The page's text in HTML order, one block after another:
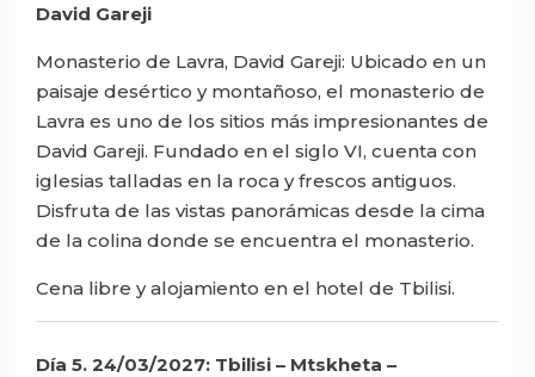
David Gareji
Monasterio de Lavra, David Gareji: Ubicado en un
paisaje desértico y montañoso, el monasterio de
Lavra es uno de los sitios más impresionantes de
David Gareji. Fundado en el siglo VI, cuenta con
iglesias talladas en la roca y frescos antiguos.
Disfruta de las vistas panorámicas desde la cima
de la colina donde se encuentra el monasterio.
Cena libre y alojamiento en el hotel de Tbilisi.
Día 5. 24/03/2027: Tbilisi – Mtskheta –